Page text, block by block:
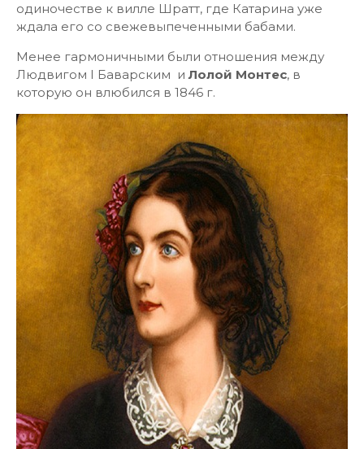
одиночестве к вилле Шратт, где Катарина уже
ждала его со свежевыпеченными бабами.
Менее гармоничными были отношения между
Людвигом I Баварским иЛолой Монтес, в
которую он влюбился в 1846 г.